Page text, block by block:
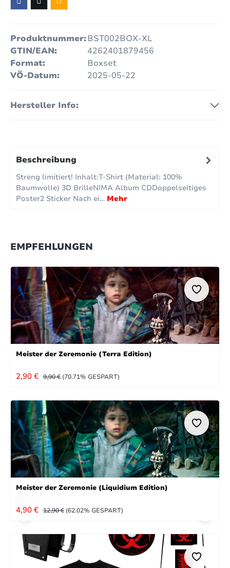
Produktnummer:BST002BOX-XL
GTIN/EAN:
4262401879456
Format:
Boxset
VÖ-Datum:
2025-05-22
Hersteller Info:
Beschreibung
Streng limitiert! Inhalt:T-Shirt (Material: 100%
Baumwolle) 3D BrilleNIMA Album CDDoppelseitiges
Poster2 Sticker Nach ei… Mehr
EMPFEHLUNGEN
Meister der Zeremonie (Terra Edition)
VERKAUFSPREIS:
2,90 € REGULÄRER PREIS:
9,90 € (70.71% GESPART)
Meister der Zeremonie (Liquidium Edition)
VERKAUFSPREIS:
4,90 € REGULÄRER PREIS:
12,90 € (62.02% GESPART)